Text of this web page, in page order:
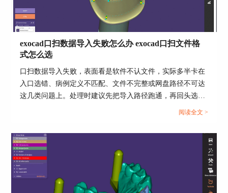
需要注意的是，exocad咬合架调咬合法并不是一种
具体情况和需求，灵活使用和调整咬合架的参数。
同时，我们还需要定期对咬合架进行维护和校准，
以保证其准确性和有效性。
通过以上的讨论，我们对exocad咬合空间是什么意
思，以及exocad咬合架调咬合法有了更深入的了
exocad口扫数据导入失败怎么办 exocad口扫文件格
式怎么选
口扫数据导入失败，表面看是软件不认文件，实际多半卡在
入口选错、病例定义不匹配、文件不完整或网盘路径不可达
这几类问题上。处理时建议先把导入路径跑通，再回头选对
文件格式与打包方式，这样排错会更快，也能避免后续咬合
阅读全文 >